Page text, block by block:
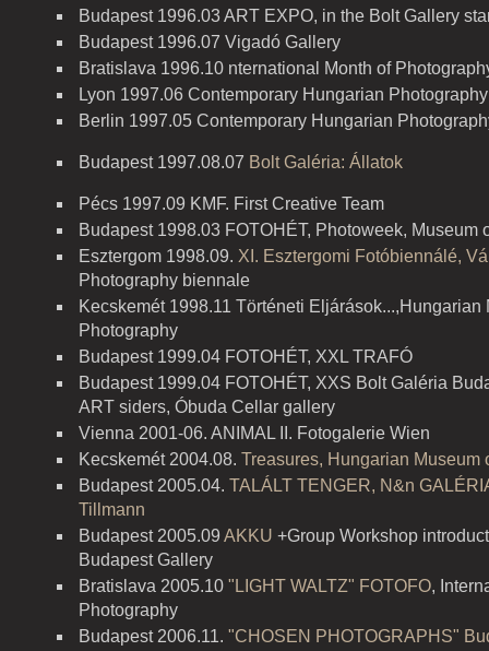
Budapest 1996.03 ART EXPO, in the Bolt Gallery
Budapest 1996.07 Vigadó Gallery
Bratislava 1996.10 nternational Month of
Lyon 1997.06 Contemporary Hungarian Photography
Berlin 1997.05 Contemporary Hungarian
Budapest 1997.08.07 Bolt Galéria: Állatok
Pécs 1997.09 KMF. First Creative Team
Budapest 1998.03 FOTOHÉT, Photoweek, Museum
Esztergom 1998.09. XI. Esztergomi Fotóbiennálé,
Photography biennale
Kecskemét 1998.11 Történeti Eljárások...,Hungarian
Photography
Budapest 1999.04 FOTOHÉT, XXL TRAFÓ
Budapest 1999.04 FOTOHÉT, XXS Bolt Galéria
ART siders, Óbuda Cellar gallery
Vienna 2001-06. ANIMAL II. Fotogalerie Wien
Kecskemét 2004.08. Treasures, Hungarian Museum
Budapest 2005.04. TALÁLT TENGER, N&n
Tillmann
Budapest 2005.09 AKKU +Group Workshop
Budapest Gallery
Bratislava 2005.10 "LIGHT WALTZ" FOTOFO,
Photography
Budapest 2006.11. "CHOSEN PHOTOGRAPHS"